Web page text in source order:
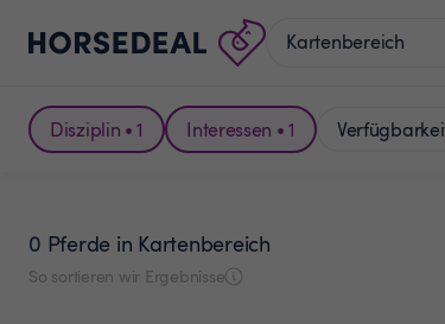
Disziplin • 1 Interessen • 1
0 Pferde in Kartenbereich
So sortieren wir Ergebnisse